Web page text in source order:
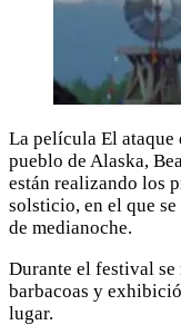
La película El ataque
pueblo de Alaska,
están realizando los
solsticio, en el que
de medianoche.
Durante el festival se
barbacoas y
lugar.